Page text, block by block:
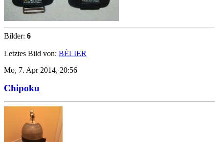
Bilder: 6
Letztes Bild von: BÉLIER
Mo, 7. Apr 2014, 20:56
Chipoku